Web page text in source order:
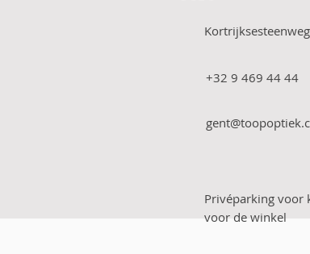
+32 9 469 44 44
Privéparking voor
voor de winkel